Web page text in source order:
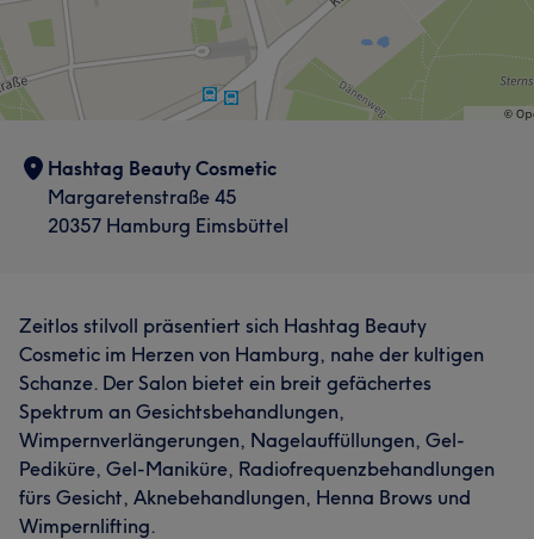
Hashtag Beauty Cosmetic
Margaretenstraße 45
20357 Hamburg Eimsbüttel
Zeitlos stilvoll präsentiert sich Hashtag Beauty
Cosmetic im Herzen von Hamburg, nahe der kultigen
Schanze. Der Salon bietet ein breit gefächertes
Spektrum an Gesichtsbehandlungen,
Wimpernverlängerungen, Nagelauffüllungen, Gel-
Pediküre, Gel-Maniküre, Radiofrequenzbehandlungen
fürs Gesicht, Aknebehandlungen, Henna Brows und
Wimpernlifting.